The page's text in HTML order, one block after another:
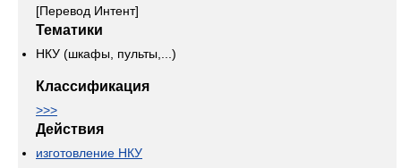
[Перевод Интент]
Тематики
НКУ (шкафы, пульты,...)
Классификация
>>>
Действия
изготовление НКУ